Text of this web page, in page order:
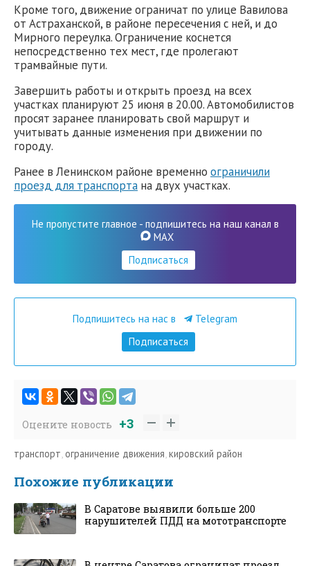
Кроме того, движение ограничат по улице Вавилова
от Астраханской, в районе пересечения с ней, и до
Мирного переулка. Ограничение коснется
непосредственно тех мест, где пролегают
трамвайные пути.
Завершить работы и открыть проезд на всех
участках планируют 25 июня в 20.00. Автомобилистов
просят заранее планировать свой маршрут и
учитывать данные изменения при движении по
городу.
Ранее в Ленинском районе временно ограничили
проезд для транспорта на двух участках.
Не пропустите главное - подпишитесь на наш канал в
MAX
Подписаться
Подпишитесь на нас в
Telegram
Подписаться
Оцените новость +3
транспорт, ограничение движения,кировский район
Похожие публикации
В Саратове выявили больше 200
нарушителей ПДД на мототранспорте